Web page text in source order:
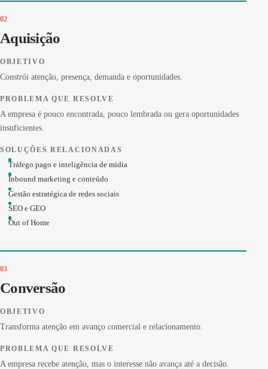
02
Aquisição
OBJETIVO
Constrói atenção, presença, demanda e oportunidades.
PROBLEMA QUE RESOLVE
A empresa é pouco encontrada, pouco lembrada ou gera oportunidades
insuficientes.
SOLUÇÕES RELACIONADAS
Tráfego pago e inteligência de mídia
Inbound marketing e conteúdo
Gestão estratégica de redes sociais
SEO e GEO
Out of Home
03
Conversão
OBJETIVO
Transforma atenção em avanço comercial e relacionamento.
PROBLEMA QUE RESOLVE
A empresa recebe atenção, mas o interesse não avança até a decisão.